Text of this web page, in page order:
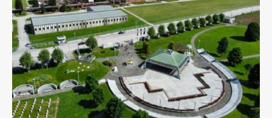
Info
O nama
Kontakt
Impressum